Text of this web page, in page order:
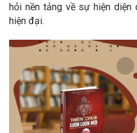
hỏi nền tảng về sự hiện diện
hiện đại.